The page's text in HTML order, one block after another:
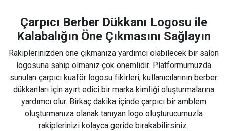
Çarpıcı Berber Dükkanı Logosu ile
Kalabalığın Öne Çıkmasını Sağlayın
Rakiplerinizden öne çıkmanıza yardımcı olabilecek bir salon
logosuna sahip olmanız çok önemlidir. Platformumuzda
sunulan çarpıcı kuaför logosu fikirleri, kullanıcılarının berber
dükkanları için ayırt edici bir marka kimliği oluşturmalarına
yardımcı olur. Birkaç dakika içinde çarpıcı bir amblem
oluşturmanıza olanak tanıyan logo oluşturucumuzla
rakiplerinizi kolayca geride bırakabilirsiniz.